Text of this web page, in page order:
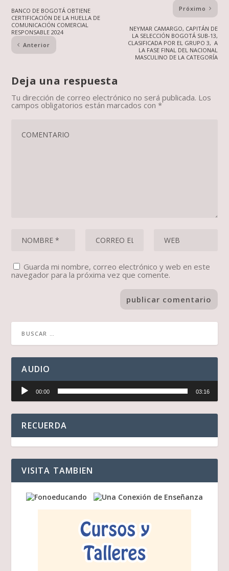
BANCO DE BOGOTÁ OBTIENE
CERTIFICACIÓN DE LA HUELLA DE
COMUNICACIÓN COMERCIAL
RESPONSABLE 2024
Anterior
Próximo
NEYMAR CAMARGO, CAPITÁN DE
LA SELECCIÓN BOGOTÁ SUB-13,
CLASIFICADA POR EL GRUPO 3, A
LA FASE FINAL DEL NACIONAL
MASCULINO DE LA CATEGORÍA
Deja una respuesta
Tu dirección de correo electrónico no será publicada. Los
campos obligatorios están marcados con*
Guarda mi nombre, correo electrónico y web en este
navegador para la próxima vez que comente.
AUDIO
audio
00:00 03:16
RECUERDA
VISITA TAMBIEN